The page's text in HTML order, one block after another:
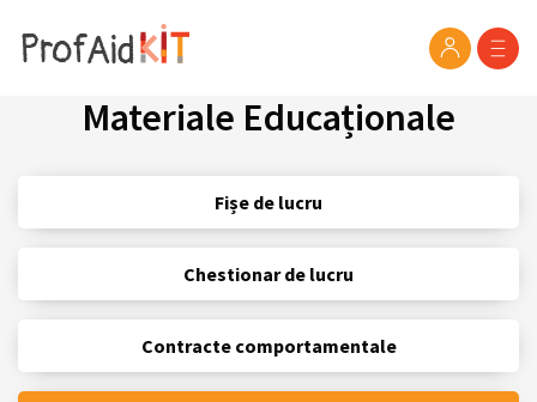
Materiale Educaționale
Fișe de lucru
Chestionar de lucru
Contracte comportamentale